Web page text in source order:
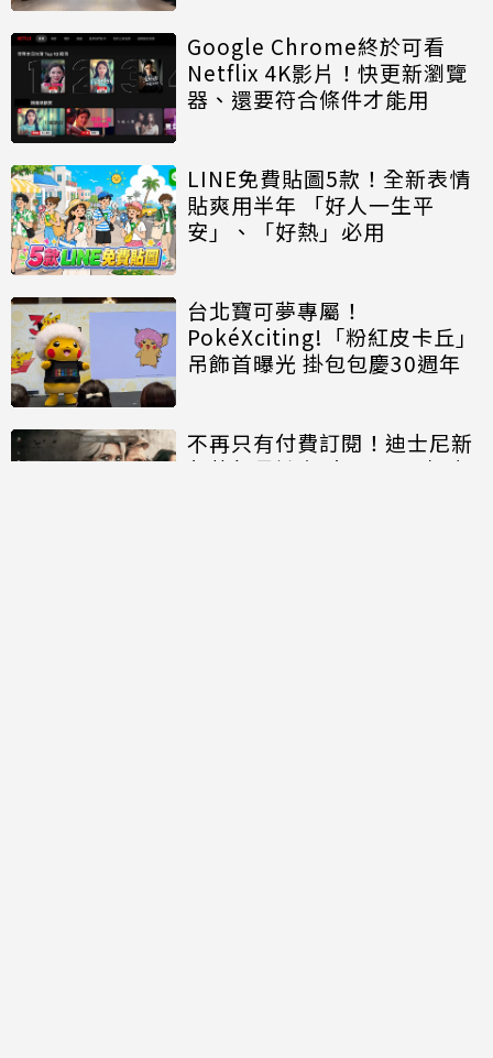
Google Chrome終於可看
Netflix 4K影片！快更新瀏覽
器、還要符合條件才能用
LINE免費貼圖5款！全新表情
貼爽用半年 「好人一生平
安」、「好熱」必用
台北寶可夢專屬！
PokéXciting!「粉紅皮卡丘」
吊飾首曝光 掛包包慶30週年
不再只有付費訂閱！迪士尼新
任執行長證實Disney+正探索